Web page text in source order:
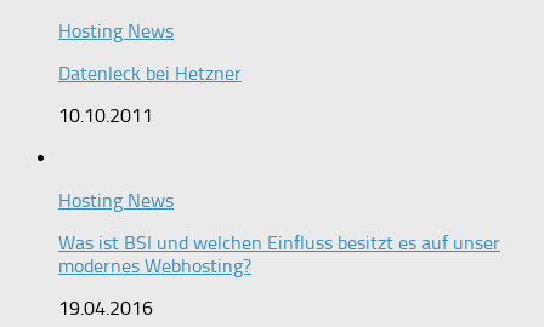
Hosting News
Datenleck bei Hetzner
10.10.2011
Hosting News
Was ist BSI und welchen Einfluss besitzt es auf unser
modernes Webhosting?
19.04.2016